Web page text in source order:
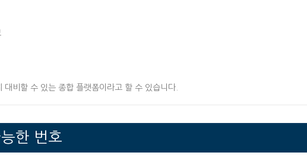
비할 수 있는 종합 플랫폼이라고 할 수 있습니다.
한 번호